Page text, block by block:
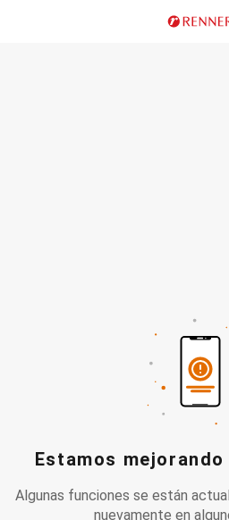
Estamos
Algunas funciones se están
nuevamente en